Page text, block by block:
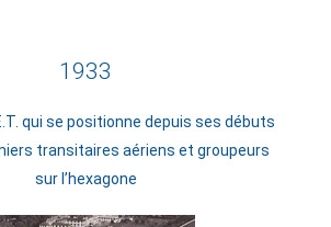
1933
qui se positionne depuis ses débuts
transitaires aériens et groupeurs
sur l’hexagone